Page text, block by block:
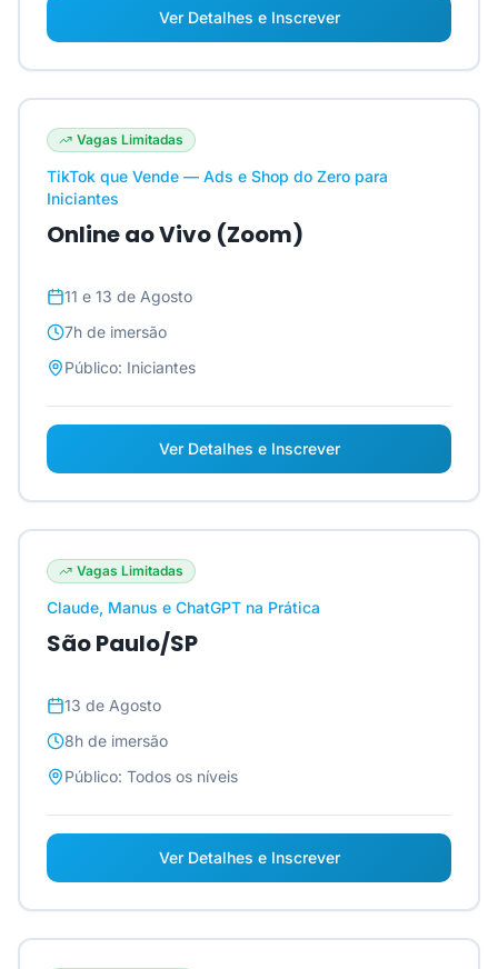
Ver Detalhes e Inscrever
Vagas Limitadas
TikTok que Vende — Ads e Shop do Zero para
Iniciantes
Online ao Vivo (Zoom)
11 e 13 de Agosto
7h de imersão
Público: Iniciantes
Ver Detalhes e Inscrever
Vagas Limitadas
Claude, Manus e ChatGPT na Prática
São Paulo/SP
13 de Agosto
8h de imersão
Público: Todos os níveis
Ver Detalhes e Inscrever